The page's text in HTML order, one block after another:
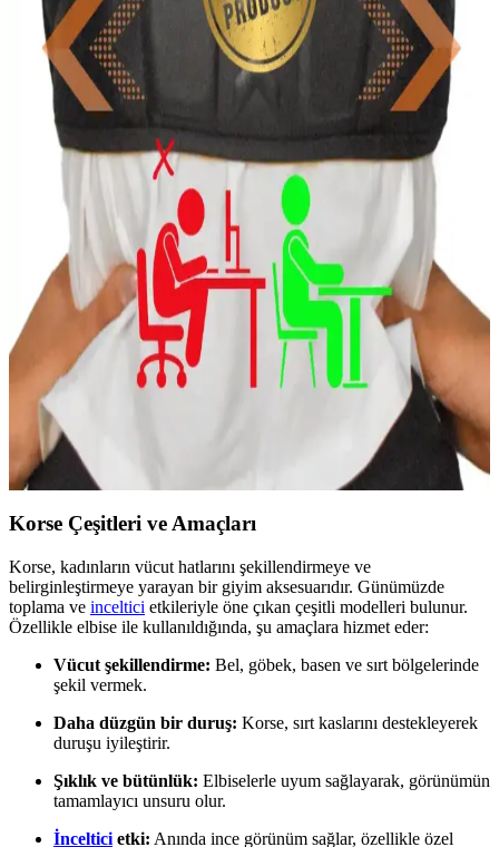
Formactive ve Mistirik Erkek Korse Atletleri
Karşılaştırması: Özellikler ve Kullanıcı Yorumları
İki popüler erkek korse atletini detaylı karşılaştırıyoruz. Göbek
inceltme, duruş ve vücut şekillendirme özellikleriyle ilgili bilgiler ve
kullanıcı deneyimleriyle en uygun seçimi yapmanıza yardımcı
oluyoruz.
Sweet Sauna Göğüs Toparlayıcı Kalın Askılı Spor
Büstiyer Korse İnceleme ve Kullanıcı Yorumları
Sweet Sauna'nın göğüs toparlayıcı kalın askılı spor büstiyeri,
rahatlık ve destek sunarak günlük ve spor kullanımında göğüsleri
şekillendirir, doğal görünüm sağlar.
Minufco Dik Duruş Korsesi ile Duruşunuzu Düzeltin
ve Ağrıları Azaltın
Minufco Dik Duruş Korsesi, ergonomik tasarımıyla bel ve sırt
desteği sağlar, ağrıları azaltır ve duruşu düzeltir. Günlük kullanım
için uygun, şık ve rahat bir çözümdür.
Korse Çeşitleri ve Amaçları
Korse, kadınların vücut hatlarını şekillendirmeye ve
belirginleştirmeye yarayan bir giyim aksesuarıdır. Günümüzde
toplama ve inceltici etkileriyle öne çıkan çeşitli modelleri bulunur.
Özellikle elbise ile kullanıldığında, şu amaçlara hizmet eder:
Vücut şekillendirme: Bel, göbek, basen ve sırt bölgelerinde
şekil vermek.
Daha düzgün bir duruş: Korse, sırt kaslarını destekleyerek
duruşu iyileştirir.
Şıklık ve bütünlük: Elbiselerle uyum sağlayarak, görünümün
tamamlayıcı unsuru olur.
İnceltici etki: Anında ince görünüm sağlar, özellikle özel